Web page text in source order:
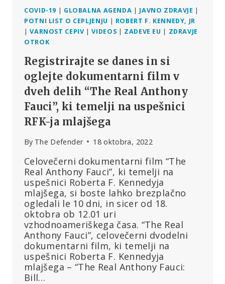
MLAJŠI
COVID-19 | GLOBALNA AGENDA | JAVNO ZDRAVJE |
POTNI LIST O CEPLJENJU | ROBERT F. KENNEDY, JR
|VARNOST CEPIV |VIDEOS | ZADEVE EU | ZDRAVJE
OTROK
Registrirajte se danes in si
oglejte dokumentarni film v
dveh delih “The Real Anthony
Fauci”, ki temelji na uspešnici
RFK-ja mlajšega
By The Defender 18 oktobra, 2022
Celovečerni dokumentarni film “The
Real Anthony Fauci”, ki temelji na
uspešnici Roberta F. Kennedyja
mlajšega, si boste lahko brezplačno
ogledali le 10 dni, in sicer od 18.
oktobra ob 12.01 uri
vzhodnoameriškega časa. “The Real
Anthony Fauci”, celovečerni dvodelni
dokumentarni film, ki temelji na
uspešnici Roberta F. Kennedyja
mlajšega – “The Real Anthony Fauci:
Bill…